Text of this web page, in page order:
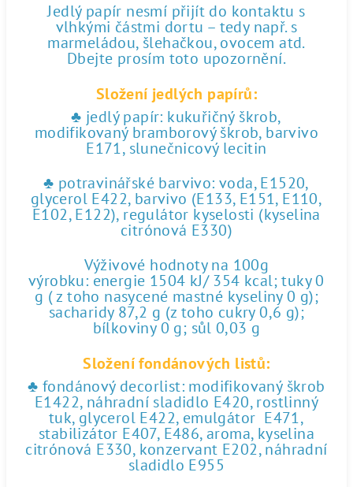
Jedlý papír nesmí přijít do kontaktu s
vlhkými částmi dortu – tedy např. s
marmeládou, šlehačkou, ovocem atd.
Dbejte prosím toto upozornění.
Složení jedlých papírů:
♣ jedlý papír: kukuřičný škrob,
modifikovaný bramborový škrob, barvivo
E171, slunečnicový lecitin
♣ potravinářské barvivo: voda, E1520,
glycerol E422, barvivo (E133, E151, E110,
E102, E122), regulátor kyselosti (kyselina
citrónová E330)
Výživové hodnoty na 100g
výrobku: energie 1504 kJ/ 354 kcal; tuky 0
g ( z toho nasycené mastné kyseliny 0 g);
sacharidy 87,2 g (z toho cukry 0,6 g);
bílkoviny 0 g; sůl 0,03 g
Složení fondánových listů:
♣ fondánový decorlist: modifikovaný škrob
E1422, náhradní sladidlo E420, rostlinný
tuk, glycerol E422, emulgátor E471,
stabilizátor E407, E486, aroma, kyselina
citrónová E330, konzervant E202, náhradní
sladidlo E955